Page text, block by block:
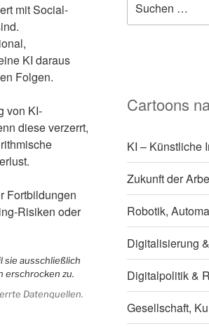
mit Social-
KI daraus
Folgen.
von KI-
diese verzerrt,
Fortbildungen
Risiken oder
Datenquellen.
nach:
Cartoons
KI – Künstliche
Zukunft der
Robotik,
Digitalisierung
Digitalpolitik &
Gesellschaft,